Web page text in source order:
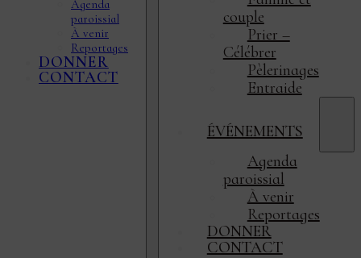
Agenda
paroissial
À venir
Reportages
DONNER
CONTACT
couple
Prier –
Célébrer
Pèlerinages
Entraide
ÉVÉNEMENTS
Agenda
paroissial
À venir
Reportages
DONNER
CONTACT